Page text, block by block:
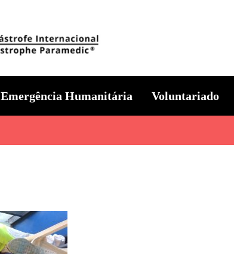
Emergência Humanitária Voluntariado